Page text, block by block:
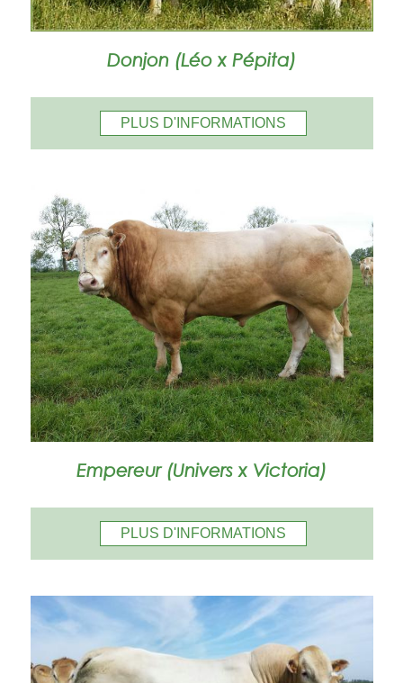
Donjon (Léo x Pépita)
PLUS D'INFORMATIONS
Empereur (Univers x Victoria)
PLUS D'INFORMATIONS